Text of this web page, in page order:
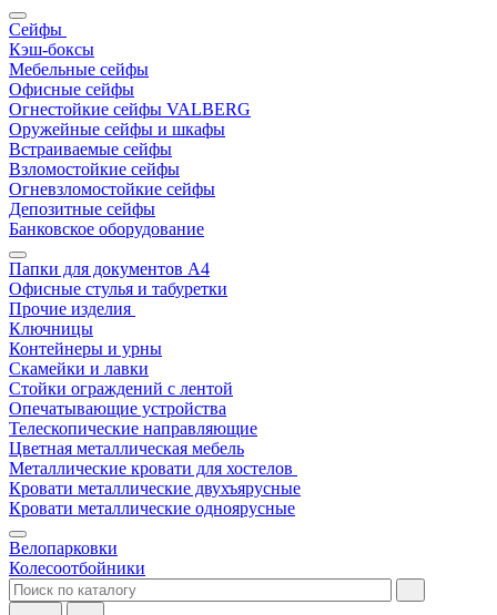
Сейфы
Кэш-боксы
Мебельные сейфы
Офисные сейфы
Огнестойкие сейфы VALBERG
Оружейные сейфы и шкафы
Встраиваемые сейфы
Взломостойкие сейфы
Огневзломостойкие сейфы
Депозитные сейфы
Банковское оборудование
Папки для документов A4
Офисные стулья и табуретки
Прочие изделия
Ключницы
Контейнеры и урны
Скамейки и лавки
Стойки ограждений с лентой
Опечатывающие устройства
Телескопические направляющие
Цветная металлическая мебель
Металлические кровати для хостелов
Кровати металлические двухъярусные
Кровати металлические одноярусные
Велопарковки
Колесоотбойники